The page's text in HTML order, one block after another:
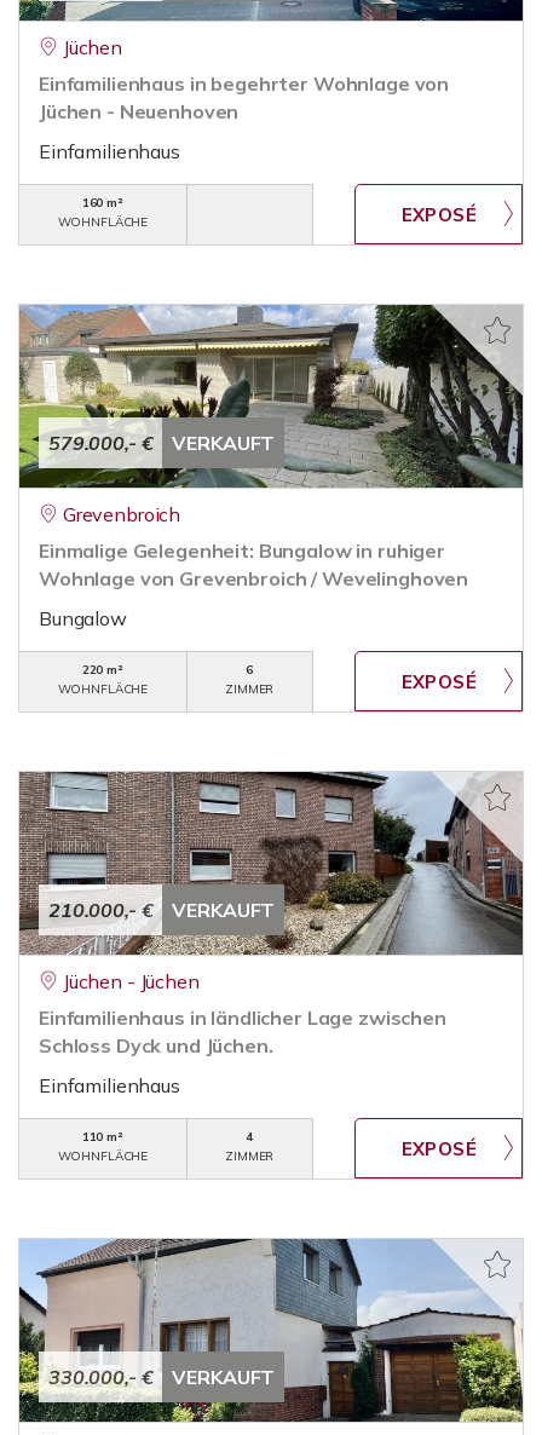
Jüchen
Einfamilienhaus in begehrter Wohnlage von
Jüchen - Neuenhoven
Einfamilienhaus
160 m²
WOHNFLÄCHE
579.000,- € VERKAUFT
Grevenbroich
Einmalige Gelegenheit: Bungalow in ruhiger
Wohnlage von Grevenbroich / Wevelinghoven
Bungalow
220 m²
WOHNFLÄCHE
6
ZIMMER
210.000,- € VERKAUFT
Jüchen - Jüchen
Einfamilienhaus in ländlicher Lage zwischen
Schloss Dyck und Jüchen.
Einfamilienhaus
110 m²
WOHNFLÄCHE
4
ZIMMER
330.000,- € VERKAUFT